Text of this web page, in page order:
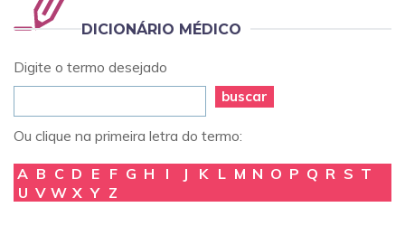
DICIONÁRIO MÉDICO
Digite o termo desejado
buscar
Ou clique na primeira letra do termo:
A B C D E F G H I J K L M N O P Q R S T
U V W X Y Z